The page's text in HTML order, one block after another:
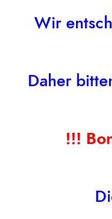
Wir
Daher
!!!